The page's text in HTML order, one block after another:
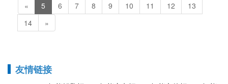
« 5 6 7 8 9 10 11 12
13
14
»
友情链接